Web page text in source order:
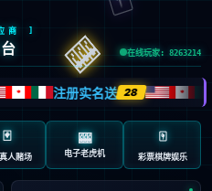
返回首页 返回上一页